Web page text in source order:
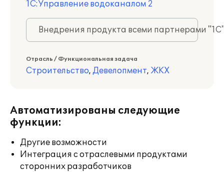
1С:Управление водоканалом 2
Внедрения продукта всеми партнерами
Отрасль / Функциональная задача
Строительство, Девелопмент, ЖКХ
Автоматизированы следующие
функции:
Другие возможности
Интеграция с отраслевыми продуктами
сторонних разработчиков